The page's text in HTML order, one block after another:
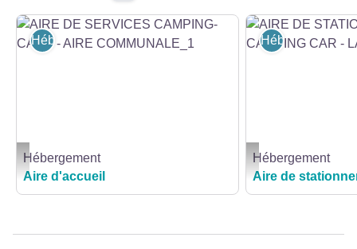
AIRE DE SERVICES CAMPING-CARS - AIRE COMMUNALE_1 - AIRE DE
Hébergement
Hébergement
Aire d'accueil
AIRE DE
Hébergement
Hébergement
Aire de